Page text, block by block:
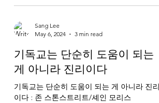
Sang Lee
May 6, 2024
3 min read
기독교는 단순히 도움이 되는
게 아니라 진리이다
기독교는 단순히 도움이 되는 게 아니라 진리
이다 : 존 스톤스트리트/셰인 모리스